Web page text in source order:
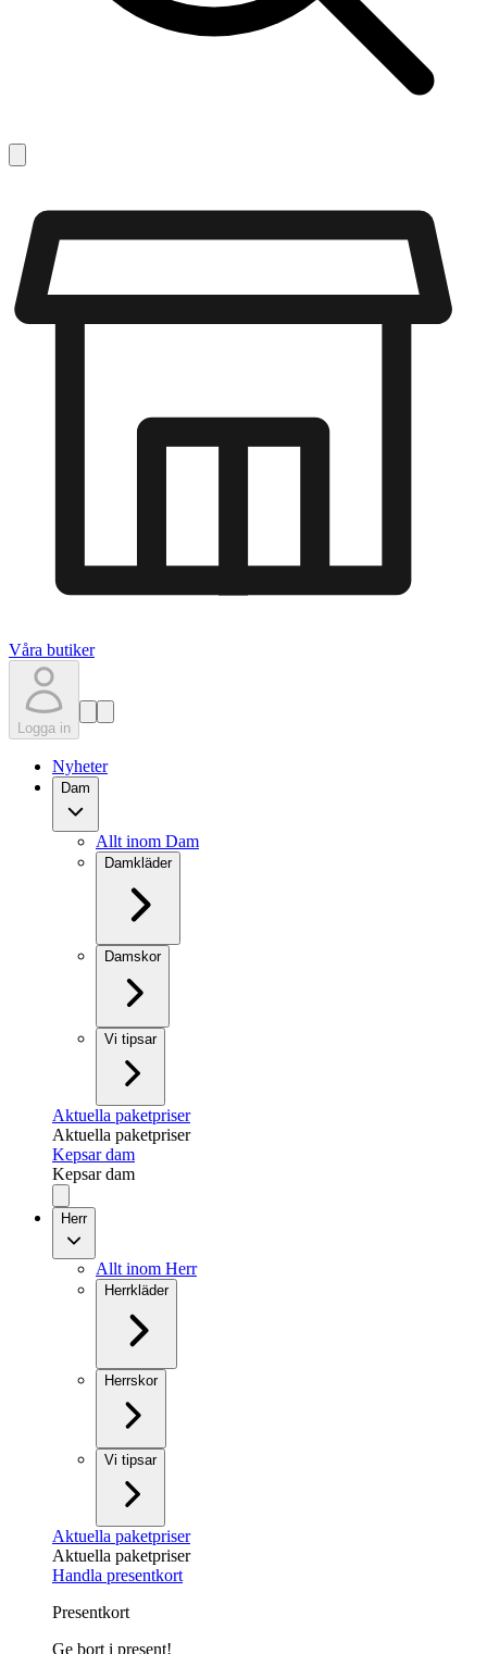
Våra butiker
Logga in
Nyheter
Dam
Allt inom Dam
Damkläder
Damskor
Vi tipsar
Aktuella paketpriser
Aktuella paketpriser
Kepsar dam
Kepsar dam
Herr
Allt inom Herr
Herrkläder
Herrskor
Vi tipsar
Aktuella paketpriser
Aktuella paketpriser
Handla presentkort
Presentkort
Ge bort i present!